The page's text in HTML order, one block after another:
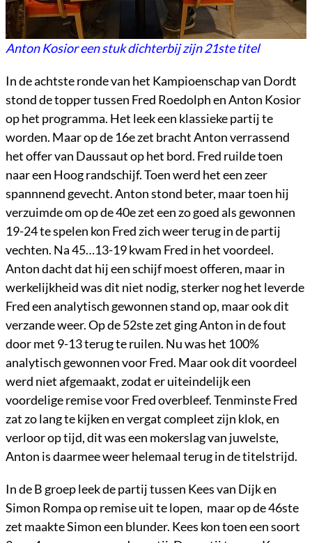
Anton Kosior een stuk dichterbij zijn 21ste titel
In de achtste ronde van het Kampioenschap van Dordt
stond de topper tussen Fred Roedolph en Anton Kosior
op het programma. Het leek een klassieke partij te
worden. Maar op de 16e zet bracht Anton verrassend
het offer van Daussaut op het bord. Fred ruilde toen
naar een Hoog randschijf. Toen werd het een zeer
spannnend gevecht. Anton stond beter, maar toen hij
verzuimde om op de 40e zet een zo goed als gewonnen
19-24 te spelen kon Fred zich weer terug in de partij
vechten. Na 45…13-19 kwam Fred in het voordeel.
Anton dacht dat hij een schijf moest offeren, maar in
werkelijkheid was dit niet nodig, sterker nog het leverde
Fred een analytisch gewonnen stand op, maar ook dit
verzande weer. Op de 52ste zet ging Anton in de fout
door met 9-13 terug te ruilen. Nu was het 100%
analytisch gewonnen voor Fred. Maar ook dit voordeel
werd niet afgemaakt, zodat er uiteindelijk een
voordelige remise voor Fred overbleef. Tenminste Fred
zat zo lang te kijken en vergat compleet zijn klok, en
verloor op tijd, dit was een mokerslag van juwelste,
Anton is daarmee weer helemaal terug in de titelstrijd.
In de B groep leek de partij tussen Kees van Dijk en
Simon Rompa op remise uit te lopen, maar op de 46ste
zet maakte Simon een blunder. Kees kon toen een soort